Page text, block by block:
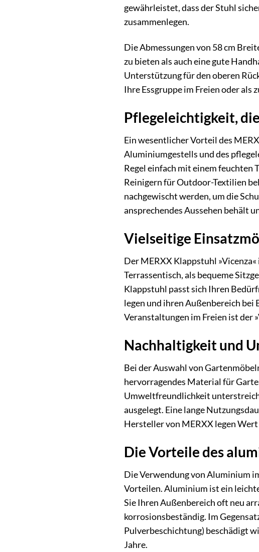
gewährleistet, dass der Stuhl
zusammenlegen.
Die Abmessungen von 58 cm
zu bieten als auch eine gute
Unterstützung für den oberen
Ihre Essgruppe im Freien oder
Pflegeleichtigkeit,
Ein wesentlicher Vorteil des
Aluminiumgestells und des
Regel einfach mit einem feuchten
Reinigern für Outdoor-Textilien
nachgewischt werden, um die
ansprechendes Aussehen behält
Vielseitige
Der MERXX Klappstuhl
Terrassentisch, als bequeme
Klappstuhl passt sich Ihren
legen und ihren Außenbereich bei
Veranstaltungen im Freien ist der
Nachhaltigkeit und
Bei der Auswahl von
hervorragendes Material für
Umweltfreundlichkeit
ausgelegt. Eine lange
Hersteller von MERXX legen
Die Vorteile des
Die Verwendung von Aluminium
Vorteilen. Aluminium ist ein
Sie Ihren Außenbereich oft neu
korrosionsbeständig. Im
Pulverbeschichtung) beschädigt
Jahre.